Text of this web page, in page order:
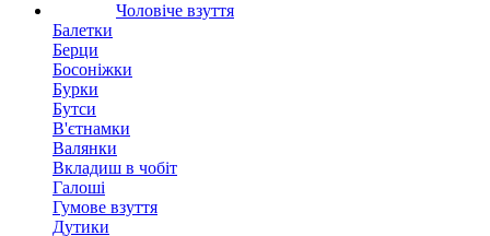
Чоловіче взуття
Балетки
Берци
Босоніжки
Бурки
Бутси
В'єтнамки
Валянки
Вкладиш в чобіт
Галоші
Гумове взуття
Дутики